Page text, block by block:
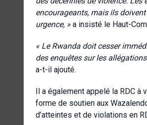
encourageants, mais ils
urgence, » a insisté le Haut-
« Le Rwanda doit cesser
des enquêtes sur les
a-t-il ajouté.
Il a également appelé la RDC
forme de soutien aux
d’atteintes et de violations en